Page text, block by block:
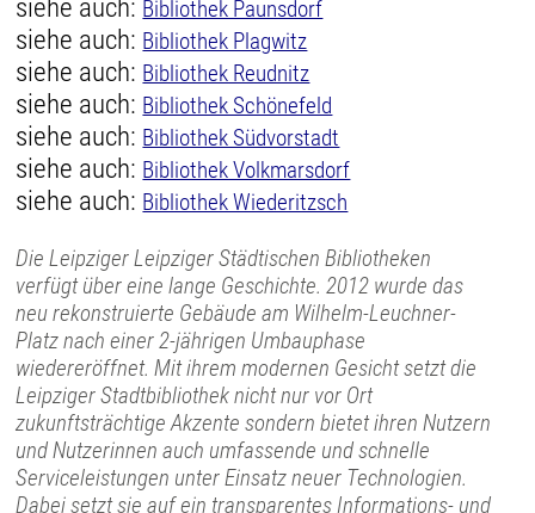
siehe auch: Bibliothek Paunsdorf
siehe auch: Bibliothek Plagwitz
siehe auch: Bibliothek Reudnitz
siehe auch: Bibliothek Schönefeld
siehe auch: Bibliothek Südvorstadt
siehe auch: Bibliothek Volkmarsdorf
siehe auch: Bibliothek Wiederitzsch
Die Leipziger Leipziger Städtischen Bibliotheken
verfügt über eine lange Geschichte. 2012 wurde das
neu rekonstruierte Gebäude am Wilhelm-Leuchner-
Platz nach einer 2-jährigen Umbauphase
wiedereröffnet. Mit ihrem modernen Gesicht setzt die
Leipziger Stadtbibliothek nicht nur vor Ort
zukunftsträchtige Akzente sondern bietet ihren Nutzern
und Nutzerinnen auch umfassende und schnelle
Serviceleistungen unter Einsatz neuer Technologien.
Dabei setzt sie auf ein transparentes Informations- und